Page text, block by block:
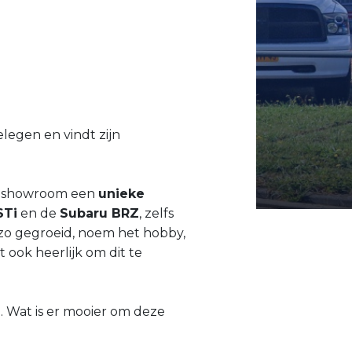
en vindt zijn
een unieke
en de Subaru BRZ, zelfs
gegroeid, noem het hobby,
ook heerlijk om dit te
is er mooier om deze